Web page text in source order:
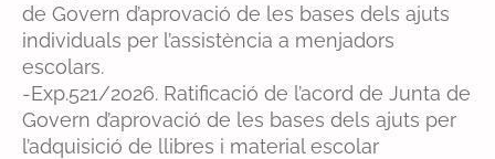
C
o
n
s
e
l
de Govern d’aprovació de les bases dels ajuts
individuals per l’assistència a menjadors
escolars.
-Exp.521/2026. Ratificació de l’acord de Junta de
Govern d’aprovació de les bases dels ajuts per
l’adquisició de llibres i material escolar